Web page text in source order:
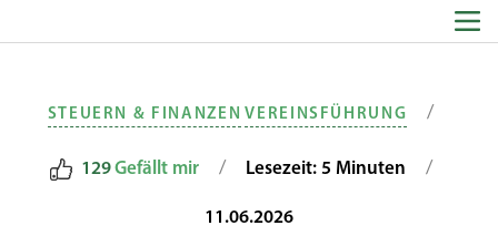
STEUERN & FINANZEN VEREINSFÜHRUNG /
129 Gefällt mir / Lesezeit: 5 Minuten /
11.06.2026